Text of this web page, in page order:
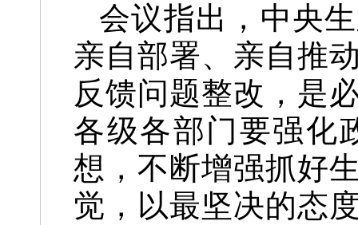
会议指出， 中央
亲自部署、亲自推
反馈问题整改，是
各级各部门要强化
想，不断增强抓好
觉，以最坚决的态